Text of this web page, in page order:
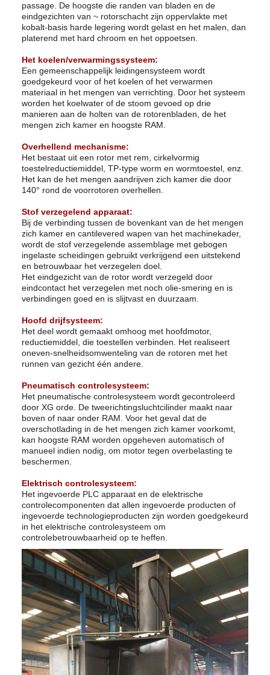
passage. De hoogste die randen van bladen en de
eindgezichten van ~ rotorschacht zijn oppervlakte met
kobalt-basis harde legering wordt gelast en het malen, dan
platerend met hard chroom en het oppoetsen.
Het koelen/verwarmingssysteem:
Een gemeenschappelijk leidingensysteem wordt
goedgekeurd voor of het koelen of het verwarmen
materiaal in het mengen van verrichting. Door het systeem
worden het koelwater of de stoom gevoed op drie
manieren aan de holten van de rotorenbladen, de het
mengen zich kamer en hoogste RAM.
Overhellend mechanisme:
Het bestaat uit een rotor met rem, cirkelvormig
toestelreductiemiddel, TP-type worm en wormtoestel, enz.
Het kan de het mengen aandrijven zich kamer die door
140° rond de voorrotoren overhellen.
Stof verzegelend apparaat:
Bij de verbinding tussen de bovenkant van de het mengen
zich kamer en cantilevered wapen van het machinekader,
wordt de stof verzegelende assemblage met gebogen
ingelaste scheidingen gebruikt verkrijgend een uitstekend
en betrouwbaar het verzegelen doel.
Het eindgezicht van de rotor wordt verzegeld door
eindcontact het verzegelen met noch olie-smering en is
verbindingen goed en is slijtvast en duurzaam.
Hoofd drijfsysteem:
Het deel wordt gemaakt omhoog met hoofdmotor,
reductiemiddel, die toestellen verbinden. Het realiseert
oneven-snelheidsomwenteling van de rotoren met het
runnen van gezicht één andere.
Pneumatisch controlesysteem:
Het pneumatische controlesysteem wordt gecontroleerd
door XG orde. De tweerichtingsluchtcilinder maakt naar
boven of naar onder RAM. Voor het geval dat de
overschotlading in de het mengen zich kamer voorkomt,
kan hoogste RAM worden opgeheven automatisch of
manueel indien nodig, om motor tegen overbelasting te
beschermen.
Elektrisch controlesysteem:
Het ingevoerde PLC apparaat en de elektrische
controlecomponenten dat allen ingevoerde producten of
ingevoerde technologieproducten zijn worden goedgekeurd
in het elektrische controlesysteem om
controlebetrouwbaarheid op te heffen.